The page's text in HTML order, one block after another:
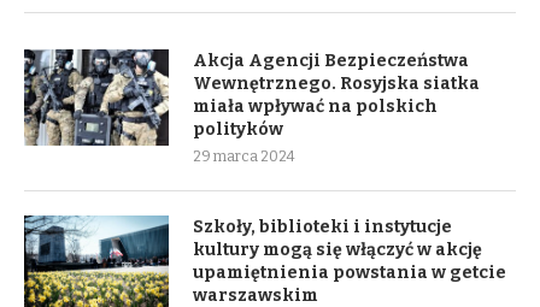
Akcja Agencji Bezpieczeństwa
Wewnętrznego. Rosyjska siatka
miała wpływać na polskich
polityków
29 marca 2024
Szkoły, biblioteki i instytucje
kultury mogą się włączyć w akcję
upamiętnienia powstania w getcie
warszawskim